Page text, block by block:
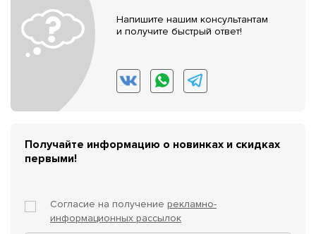
Напишите нашим консультантам
и получите быстрый ответ!
Получайте информацию о новинках и скидках
первыми!
Согласие на получение рекламно-
информационных рассылок